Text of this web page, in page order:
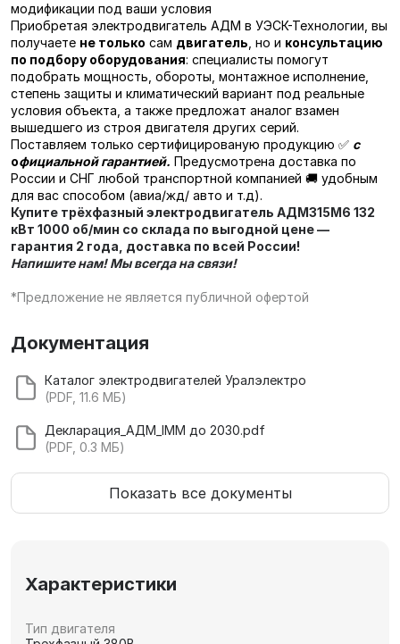
модификации под ваши условия
Приобретая электродвигатель АДМ в УЭСК-Технологии, вы
получаете не только сам двигатель , но и консультацию
по подбору оборудования: специалисты помогут
подобрать мощность, обороты, монтажное исполнение,
степень защиты и климатический вариант под реальные
условия объекта, а также предложат аналог взамен
вышедшего из строя двигателя других серий.
Поставляем только сертифицированую продукцию ✅ с
официальной гарантией. Предусмотрена доставка по
России и СНГ любой транспортной компанией 🚚 удобным
для вас способом (авиа/жд/ авто и т.д).
Купите трёхфазный электродвигатель АДМ315М6 132
кВт 1000 об/мин со склада по выгодной цене —
гарантия 2 года, доставка по всей России!
Напишите нам! Мы всегда на связи!
*Предложение не является публичной офертой
Документация
Каталог электродвигателей Уралэлектро
(PDF, 11.6 МБ)
Декларация_АДМ_IMM до 2030.pdf
(PDF, 0.3 МБ)
Показать все документы
Характеристики
Тип двигателя